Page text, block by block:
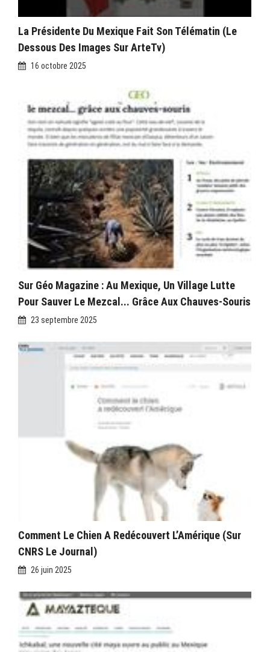
La Présidente Du Mexique Fait Son Télématin (Le
Dessous Des Images Sur ArteTv)
16 octobre 2025
Sur Géo Magazine : Au Mexique, Un Village Lutte
Pour Sauver Le Mezcal... Grâce Aux Chauves-Souris
23 septembre 2025
Comment Le Chien A Redécouvert L’Amérique (sur
CNRS Le Journal)
26 juin 2025